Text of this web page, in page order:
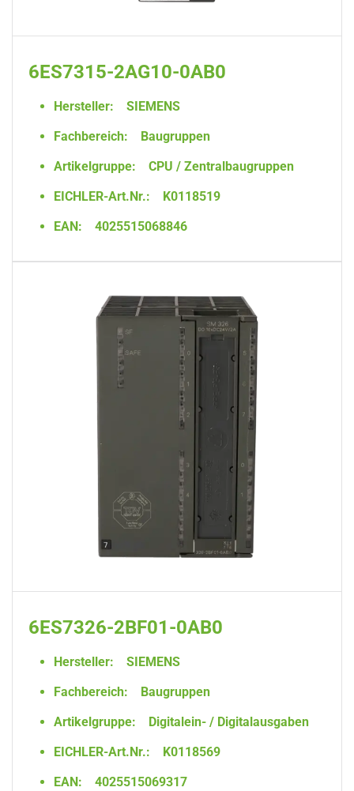
6ES7315-2AG10-0AB0
Hersteller:
SIEMENS
Fachbereich:
Baugruppen
Artikelgruppe:
CPU / Zentralbaugruppen
EICHLER-Art.Nr.:
K0118519
EAN:
4025515068846
6ES7326-2BF01-0AB0
Hersteller:
SIEMENS
Fachbereich:
Baugruppen
Artikelgruppe:
Digitalein- / Digitalausgaben
EICHLER-Art.Nr.:
K0118569
EAN:
4025515069317